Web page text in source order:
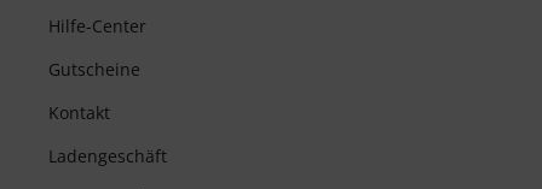
Hilfe-Center
Gutscheine
Kontakt
Ladengeschäft